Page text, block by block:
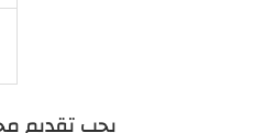
يجب تقديم